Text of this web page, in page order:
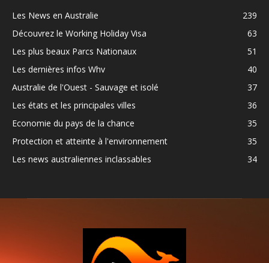
Les News en Australie
239
Découvrez le Working Holiday Visa
63
Les plus beaux Parcs Nationaux
51
Les dernières infos Whv
40
Australie de l'Ouest - Sauvage et isolé
37
Les états et les principales villes
36
Economie du pays de la chance
35
Protection et atteinte à l'environnement
35
Les news australiennes inclassables
34